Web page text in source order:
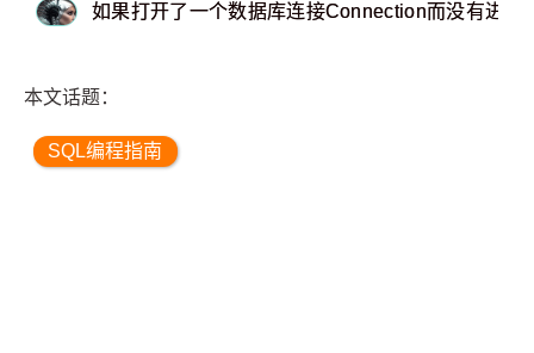
如果打开了一个数据库连接Connection而没有进行
本文话题：
SQL编程指南